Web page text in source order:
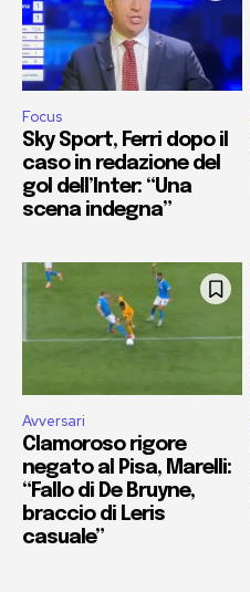
Focus
Sky Sport, Ferri dopo il
caso in redazione del
gol dell’Inter: “Una
scena indegna”
Avversari
Clamoroso rigore
negato al Pisa, Marelli:
“Fallo di De Bruyne,
braccio di Leris
casuale”